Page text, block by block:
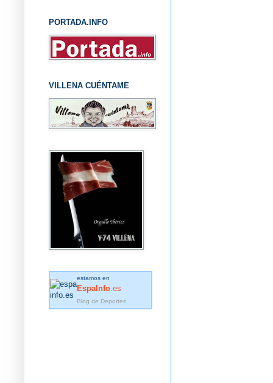
PORTADA.INFO
VILLENA CUÉNTAME
estamos en
EspaInfo .es
Blog de Deportes